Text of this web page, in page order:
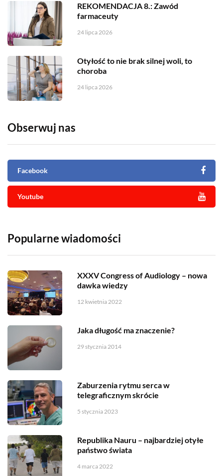
REKOMENDACJA 8.: Zawód
farmaceuty
24 lipca 2026
Otyłość to nie brak silnej woli, to
choroba
24 lipca 2026
Obserwuj nas
Facebook
Youtube
Popularne wiadomości
XXXV Congress of Audiology – nowa
dawka wiedzy
12 kwietnia 2022
Jaka długość ma znaczenie?
29 stycznia 2014
Zaburzenia rytmu serca w
telegraficznym skrócie
5 stycznia 2023
Republika Nauru – najbardziej otyłe
państwo świata
4 marca 2022